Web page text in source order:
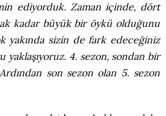
ediyorduk. Zaman içinde, dört
kadar büyük bir öykü olduğunu
yakında sizin de fark edeceğiniz
yaklaşıyoruz. 4. sezon, sondan bir
son sezon olan 5. sezon